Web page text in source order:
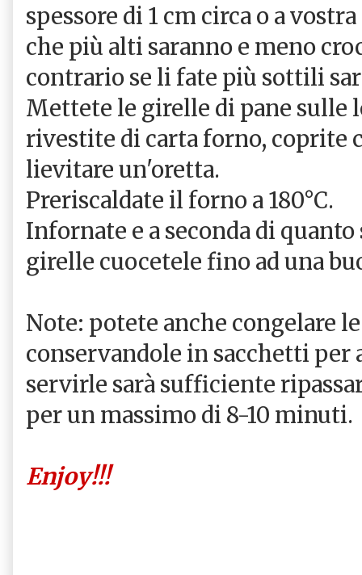
spessore di 1 cm circa o a
che più alti saranno e meno
contrario se li fate più sottili
Mettete le girelle di pane sulle
rivestite di carta forno, coprite
lievitare un'oretta.
Preriscaldate il forno a 180°C.
Infornate e a seconda di
girelle cuocetele fino ad una
Note: potete anche congelare
conservandole in sacchetti
servirle sarà sufficiente
per un massimo di 8-10 minuti.
Enjoy!!!